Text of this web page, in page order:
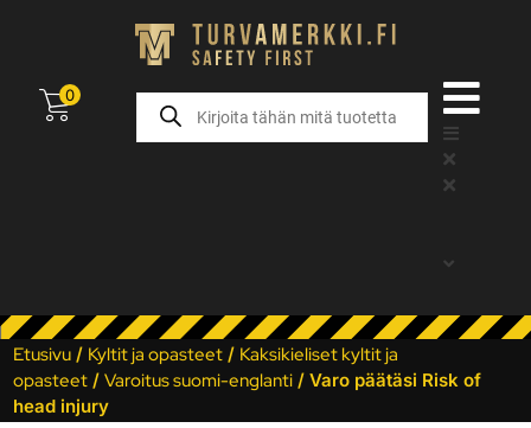
0
Etusivu / Kyltit ja opasteet / Kaksikieliset kyltit ja
opasteet /Varoitus suomi-englanti / Varo päätäsi Risk of
head injury